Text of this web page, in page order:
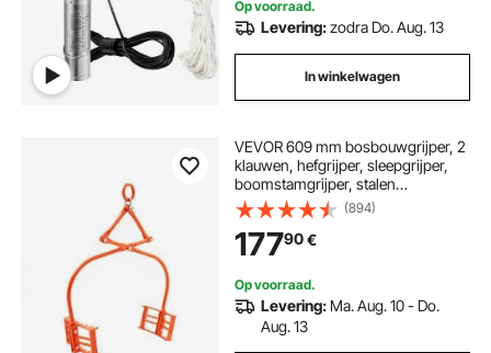
Op voorraad.
Levering:zodra Do. Aug. 13
In winkelwagen
VEVOR 609 mm bosbouwgrijper, 2
klauwen, hefgrijper, sleepgrijper,
boomstamgrijper, stalen
boomstamgrijper,
boomstamgrijper, laadvermogen
500 kg, getande klauwontwerp,
haakgrijper voor steen- en
marmerblokken
(894)
17790€
Op voorraad.
Levering: Ma. Aug. 10 - Do.
Aug. 13